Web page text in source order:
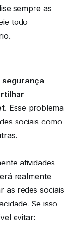
sempre as
todo
segurança
. Esse problema
sociais como
atividades
realmente
as redes sociais
Se isso
evitar: